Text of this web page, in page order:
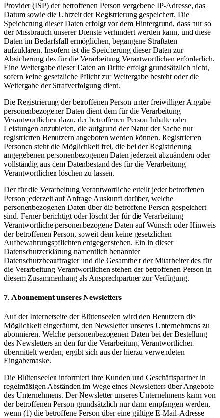
Provider (ISP) der betroffenen Person vergebene IP-Adresse, das
Datum sowie die Uhrzeit der Registrierung gespeichert. Die
Speicherung dieser Daten erfolgt vor dem Hintergrund, dass nur so
der Missbrauch unserer Dienste verhindert werden kann, und diese
Daten im Bedarfsfall ermöglichen, begangene Straftaten
aufzuklären. Insofern ist die Speicherung dieser Daten zur
Absicherung des für die Verarbeitung Verantwortlichen erforderlich.
Eine Weitergabe dieser Daten an Dritte erfolgt grundsätzlich nicht,
sofern keine gesetzliche Pflicht zur Weitergabe besteht oder die
Weitergabe der Strafverfolgung dient.
Die Registrierung der betroffenen Person unter freiwilliger Angabe
personenbezogener Daten dient dem für die Verarbeitung
Verantwortlichen dazu, der betroffenen Person Inhalte oder
Leistungen anzubieten, die aufgrund der Natur der Sache nur
registrierten Benutzern angeboten werden können. Registrierten
Personen steht die Möglichkeit frei, die bei der Registrierung
angegebenen personenbezogenen Daten jederzeit abzuändern oder
vollständig aus dem Datenbestand des für die Verarbeitung
Verantwortlichen löschen zu lassen.
Der für die Verarbeitung Verantwortliche erteilt jeder betroffenen
Person jederzeit auf Anfrage Auskunft darüber, welche
personenbezogenen Daten über die betroffene Person gespeichert
sind. Ferner berichtigt oder löscht der für die Verarbeitung
Verantwortliche personenbezogene Daten auf Wunsch oder Hinweis
der betroffenen Person, soweit dem keine gesetzlichen
Aufbewahrungspflichten entgegenstehen. Ein in dieser
Datenschutzerklärung namentlich benannter
Datenschutzbeauftragter und die Gesamtheit der Mitarbeiter des für
die Verarbeitung Verantwortlichen stehen der betroffenen Person in
diesem Zusammenhang als Ansprechpartner zur Verfügung.
7. Abonnement unseres Newsletters
Auf der Internetseite der Blütenseelen wird den Benutzern die
Möglichkeit eingeräumt, den Newsletter unseres Unternehmens zu
abonnieren. Welche personenbezogenen Daten bei der Bestellung
des Newsletters an den für die Verarbeitung Verantwortlichen
übermittelt werden, ergibt sich aus der hierzu verwendeten
Eingabemaske.
Die Blütenseelen informiert ihre Kunden und Geschäftspartner in
regelmäßigen Abständen im Wege eines Newsletters über Angebote
des Unternehmens. Der Newsletter unseres Unternehmens kann von
der betroffenen Person grundsätzlich nur dann empfangen werden,
wenn (1) die betroffene Person über eine gültige E-Mail-Adresse